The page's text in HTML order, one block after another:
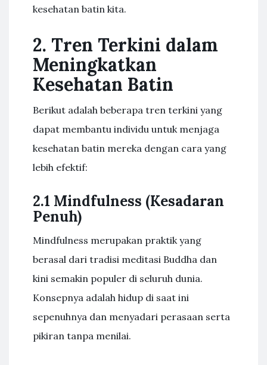
kesehatan batin kita.
2. Tren Terkini dalam
Meningkatkan
Kesehatan Batin
Berikut adalah beberapa tren terkini yang
dapat membantu individu untuk menjaga
kesehatan batin mereka dengan cara yang
lebih efektif:
2.1 Mindfulness (Kesadaran
Penuh)
Mindfulness merupakan praktik yang
berasal dari tradisi meditasi Buddha dan
kini semakin populer di seluruh dunia.
Konsepnya adalah hidup di saat ini
sepenuhnya dan menyadari perasaan serta
pikiran tanpa menilai.